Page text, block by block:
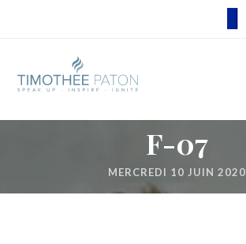
F-07
MERCREDI 10 JUIN 2020